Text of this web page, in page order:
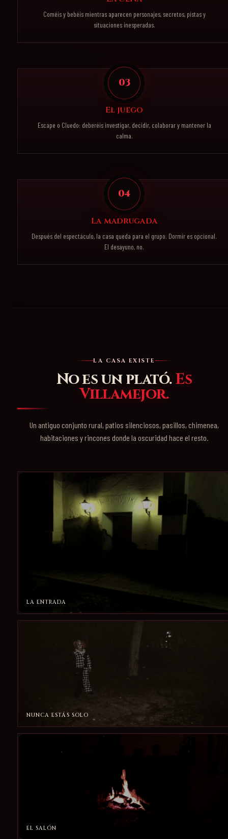
Coméis y bebéis mientras aparecen personajes, secretos, pistas y
situaciones inesperadas.
03
El juego
Escape o Cluedo: deberéis investigar, decidir, colaborar y mantener la
calma.
04
La madrugada
Después del espectáculo, la casa queda para el grupo. Dormir es opcional.
El desayuno, no.
LA CASA EXISTE
No es un plató.Es
Villamejor.
Un antiguo conjunto rural, patios silenciosos, pasillos, chimenea,
habitaciones y rincones donde la oscuridad hace el resto.
LA ENTRADA
NUNCA ESTÁS SOLO
EL SALÓN